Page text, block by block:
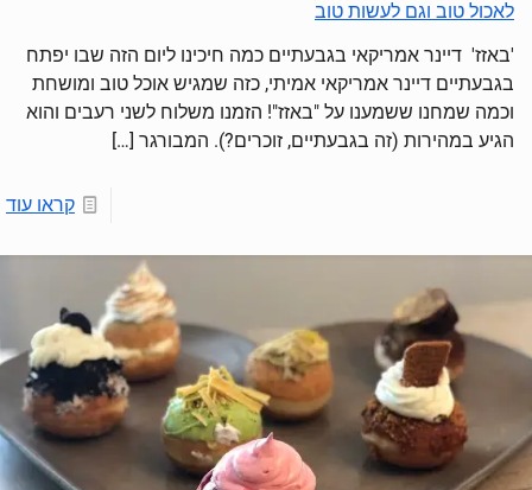
לאכול טוב וגם לעשות טוב
'באזז' דיינר אמריקאי בגבעתיים כמה חיכינו ליום הזה שבו יפתח
בגבעתיים דיינר אמריקאי אמיתי, כזה שמגיש אוכל טוב ומושחת
וכמה שמחנו ששמענו על "באזז"! הזמנו משלוח לשני רעבים והוא
הגיע במהירות (זה בגבעתיים, זוכרים?). המבורגר […]
קראו עוד